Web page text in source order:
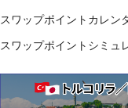
スワップポイントカレン
スワップポイントシミュ